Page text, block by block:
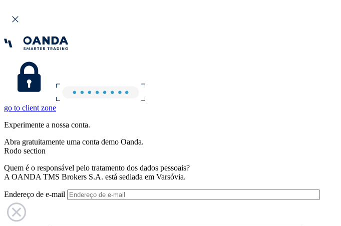
go to client zone
Experimente a nossa conta.
Abra gratuitamente uma conta demo Oanda.
Rodo section
Quem é o responsável pelo tratamento dos dados pessoais?
A OANDA TMS Brokers S.A. está sediada em Varsóvia.
Endereço de e-mail